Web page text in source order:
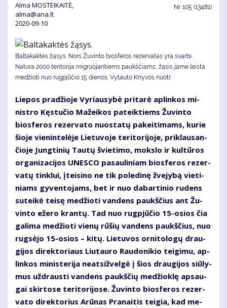
Alma MOSTEIKAITĖ,
alma@ana.lt
2020-09-10
Nr. 105 (13481)
Baltakaktės žąsys. Nors Žuvinto biosferos rezervatas yra svarbi
Natura 2000 teritorija migruojantiems paukščiams, žąsis jame leista
medžioti nuo rugpjūčio 15 dienos. Vytauto Knyvos nuotr.
Lie­pos pra­džio­je Vy­riau­sy­bė pri­ta­rė ap­lin­kos mi­
nist­ro Kęs­tu­čio Ma­žei­kos pa­teik­tiems Žu­vin­to
bios­fe­ros re­zer­va­to nuo­sta­tų pa­kei­ti­mams, ku­rie
šio­je vie­nin­te­lė­je Lie­tu­vo­je te­ri­to­ri­jo­je, pri­klau­san­
čio­je Jung­ti­nių Tau­tų švie­ti­mo, moks­lo ir kul­tū­ros
or­ga­ni­za­ci­jos UNES­CO pa­sau­li­niam bios­fe­ros re­zer­
va­tų tin­klui, įtei­si­no ne tik po­le­di­nę žve­jy­bą vie­ti­
niams gy­ven­to­jams, bet ir nuo da­bar­ti­nio ru­dens
su­tei­kė tei­sę me­džio­ti van­dens paukš­čius ant Žu­
vin­to eže­ro kran­tų. Tad nuo rug­pjū­čio 15-osios čia
ga­li­ma me­džio­ti vie­nų rū­šių van­dens paukš­čius, nuo
rug­sė­jo 15-osios – ki­tų. Lie­tu­vos or­ni­to­lo­gų drau­
gi­jos di­rek­to­riaus Liu­tau­ro Rau­do­ni­kio tei­gi­mu, ap­
lin­kos mi­nis­te­ri­ja neat­si­žvel­gė į šios drau­gi­jos siū­ly­
mus už­draus­ti van­dens paukš­čių me­džiok­lę ap­sau­
gai skir­to­se te­ri­to­ri­jo­se. Žu­vin­to bios­fe­ros re­zer­
va­to di­rek­to­rius Arū­nas Pra­nai­tis tei­gia, kad me­